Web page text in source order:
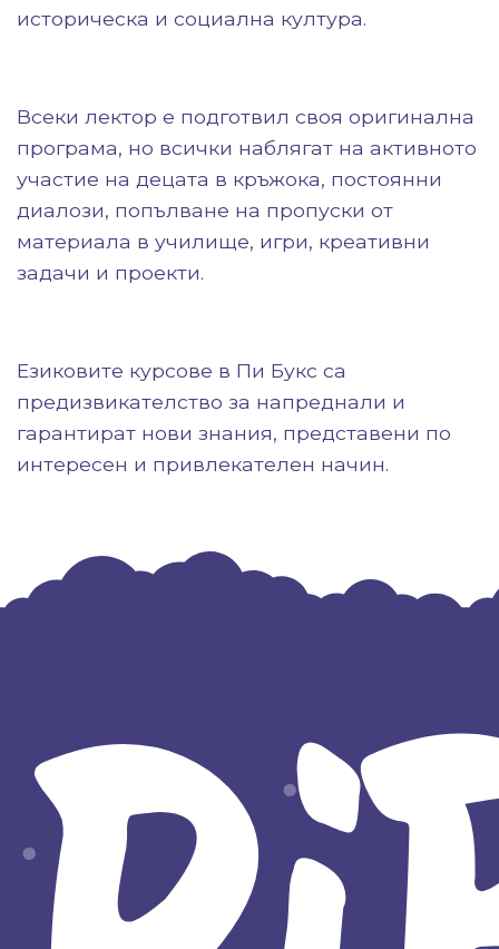
историческа и социална култура.
Всеки лектор е подготвил своя оригинална
програма, но всички наблягат на активното
участие на децата в кръжока, постоянни
диалози, попълване на пропуски от
материала в училище, игри, креативни
задачи и проекти.
Езиковите курсове в Пи Букс са
предизвикателство за напреднали и
гарантират нови знания, представени по
интересен и привлекателен начин.